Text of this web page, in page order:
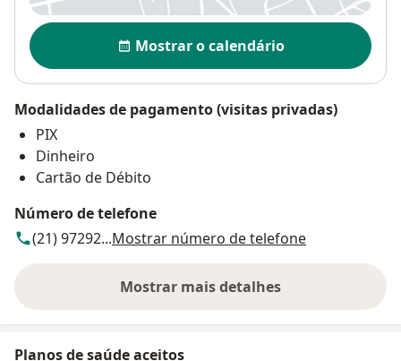
Disponibilidade
Mostrar o calendário
Modalidades de pagamento (visitas privadas)
PIX
Dinheiro
Cartão de Débito
Número de telefone
(21) 97292...Mostrar número de telefone
Mostrar mais detalhes
sobre o endereço
Planos de saúde aceitos